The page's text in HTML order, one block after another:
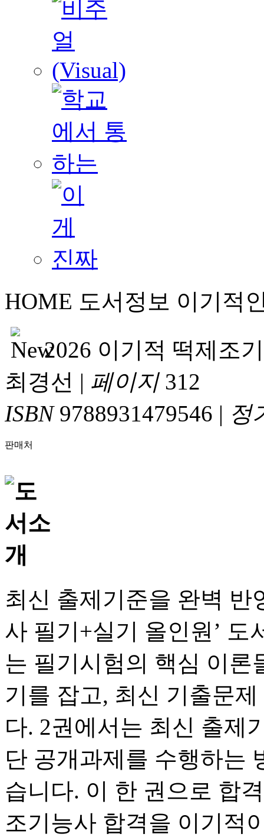
HOME 도서정보 이기적
2026 이기적 떡제조
최경선 | 페이지312
ISBN9788931479546 | 정
판매처
최신 출제기준을 완벽 반
사 필기+실기 올인원’ 도
는 필기시험의 핵심 이론
기를 잡고, 최신 기출문
다. 2권에서는 최신 출제
단 공개과제를 수행하는
습니다. 이 한 권으로 합
조기능사 합격을 이기적